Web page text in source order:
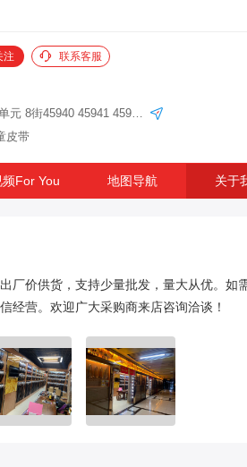
注 联系客服
义乌国际商贸城四区79门四楼D1单元 8街45940 45941 45942 45956A 45956B
皮带
频For You 地图导航 关于
厂价供货，支持少量批发，量大从优。如
经营。欢迎广大采购商来店咨询洽谈！